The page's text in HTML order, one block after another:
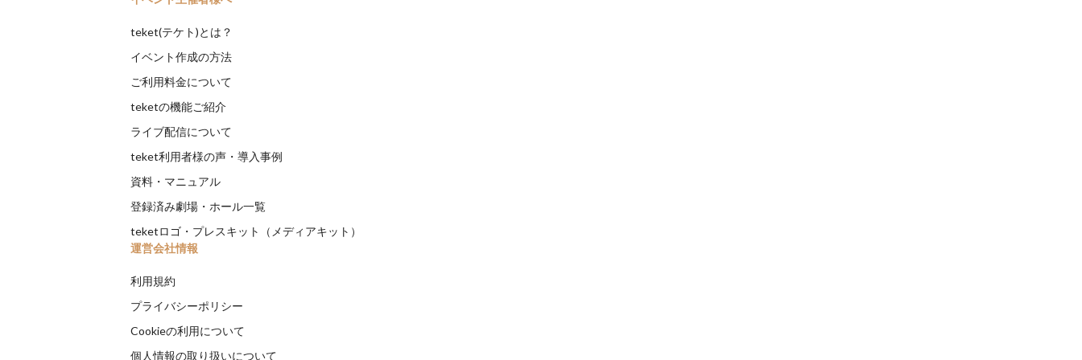
teket(テケト)とは？
イベント作成の方法
ご利用料金について
teketの機能ご紹介
ライブ配信について
teket利用者様の声・導入事例
資料・マニュアル
登録済み劇場・ホール一覧
teketロゴ・プレスキット（メディアキット）
運営会社情報
利用規約
プライバシーポリシー
Cookieの利用について
個人情報の取り扱いについて